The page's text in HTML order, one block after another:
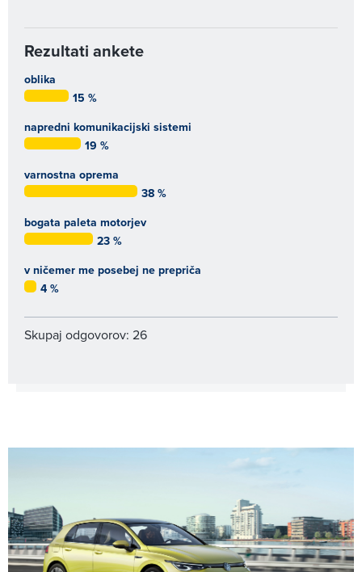
Rezultati ankete
oblika
15 %
napredni komunikacijski sistemi
19 %
varnostna oprema
38 %
bogata paleta motorjev
23 %
v ničemer me posebej ne prepriča
4 %
Skupaj odgovorov: 26